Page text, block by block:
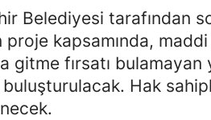
Belediyesi tarafından
kapsamında, maddi
gitme fırsatı bulamayan
Hak